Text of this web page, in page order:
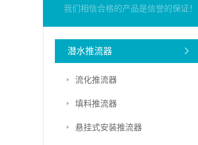
我们相信合格的产品是信誉的保证！
潜水推流器
流化推流器
填料推流器
悬挂式安装推流器